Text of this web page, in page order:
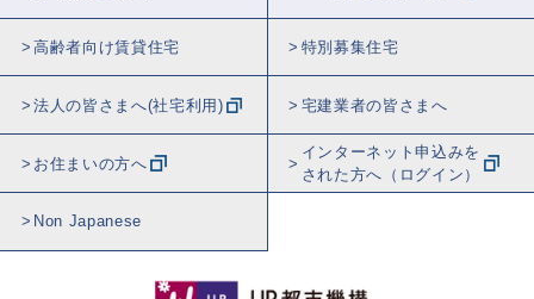
高齢者向け賃貸住宅 特別募集住宅
法人の皆さまへ(社宅利用) 宅建業者の皆さまへ
お住まいの方へ
インターネット申込みを
された方へ（ログイン）
Non Japanese